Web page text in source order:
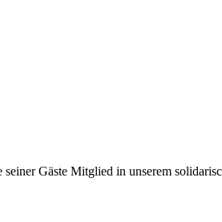
Gäste Mitglied in unserem